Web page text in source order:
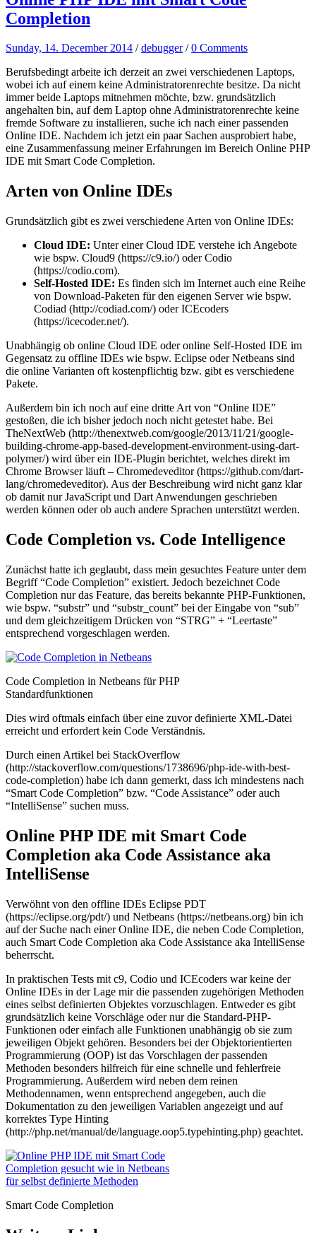
Completion
Sunday, 14. December 2014 /debugger /0 Comments
Berufsbedingt arbeite ich derzeit an zwei verschiedenen Laptops,
wobei ich auf einem keine Administratorenrechte besitze. Da nicht
immer beide Laptops mitnehmen möchte, bzw. grundsätzlich
angehalten bin, auf dem Laptop ohne Administratorenrechte keine
fremde Software zu installieren, suche ich nach einer passenden
Online IDE. Nachdem ich jetzt ein paar Sachen ausprobiert habe,
eine Zusammenfassung meiner Erfahrungen im Bereich Online PHP
IDE mit Smart Code Completion.
Arten von Online IDEs
Grundsätzlich gibt es zwei verschiedene Arten von Online IDEs:
Cloud IDE: Unter einer Cloud IDE verstehe ich Angebote
wie bspw. Cloud9 (https://c9.io/) oder Codio
(https://codio.com).
Self-Hosted IDE: Es finden sich im Internet auch eine Reihe
von Download-Paketen für den eigenen Server wie bspw.
Codiad (http://codiad.com/) oder ICEcoders
(https://icecoder.net/).
Unabhängig ob online Cloud IDE oder online Self-Hosted IDE im
Gegensatz zu offline IDEs wie bspw. Eclipse oder Netbeans sind
die online Varianten oft kostenpflichtig bzw. gibt es verschiedene
Pakete.
Außerdem bin ich noch auf eine dritte Art von “Online IDE”
gestoßen, die ich bisher jedoch noch nicht getestet habe. Bei
TheNextWeb (http://thenextweb.com/google/2013/11/21/google-
building-chrome-app-based-development-environment-using-dart-
polymer/) wird über ein IDE-Plugin berichtet, welches direkt im
Chrome Browser läuft – Chromedeveditor (https://github.com/dart-
lang/chromedeveditor). Aus der Beschreibung wird nicht ganz klar
ob damit nur JavaScript und Dart Anwendungen geschrieben
werden können oder ob auch andere Sprachen unterstützt werden.
Code Completion vs. Code Intelligence
Zunächst hatte ich geglaubt, dass mein gesuchtes Feature unter dem
Begriff “Code Completion” existiert. Jedoch bezeichnet Code
Completion nur das Feature, das bereits bekannte PHP-Funktionen,
wie bspw. “substr” und “substr_count” bei der Eingabe von “sub”
und dem gleichzeitigem Drücken von “STRG” + “Leertaste”
entsprechend vorgeschlagen werden.
Code Completion in Netbeans für PHP
Standardfunktionen
Dies wird oftmals einfach über eine zuvor definierte XML-Datei
erreicht und erfordert kein Code Verständnis.
Durch einen Artikel bei StackOverflow
(http://stackoverflow.com/questions/1738696/php-ide-with-best-
code-completion) habe ich dann gemerkt, dass ich mindestens nach
“Smart Code Completion” bzw. “Code Assistance” oder auch
“IntelliSense” suchen muss.
Online PHP IDE mit Smart Code
Completion aka Code Assistance aka
IntelliSense
Verwöhnt von den offline IDEs Eclipse PDT
(https://eclipse.org/pdt/) und Netbeans (https://netbeans.org) bin ich
auf der Suche nach einer Online IDE, die neben Code Completion,
auch Smart Code Completion aka Code Assistance aka IntelliSense
beherrscht.
In praktischen Tests mit c9, Codio und ICEcoders war keine der
Online IDEs in der Lage mir die passenden zugehörigen Methoden
eines selbst definierten Objektes vorzuschlagen. Entweder es gibt
grundsätzlich keine Vorschläge oder nur die Standard-PHP-
Funktionen oder einfach alle Funktionen unabhängig ob sie zum
jeweiligen Objekt gehören. Besonders bei der Objektorientierten
Programmierung (OOP) ist das Vorschlagen der passenden
Methoden besonders hilfreich für eine schnelle und fehlerfreie
Programmierung. Außerdem wird neben dem reinen
Methodennamen, wenn entsprechend angegeben, auch die
Dokumentation zu den jeweiligen Variablen angezeigt und auf
korrektes Type Hinting
(http://php.net/manual/de/language.oop5.typehinting.php) geachtet.
Smart Code Completion